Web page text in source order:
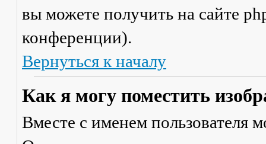
вы можете получить на сайте
конференции).
Вернуться к началу
Как я могу поместить
Вместе с именем пользователя